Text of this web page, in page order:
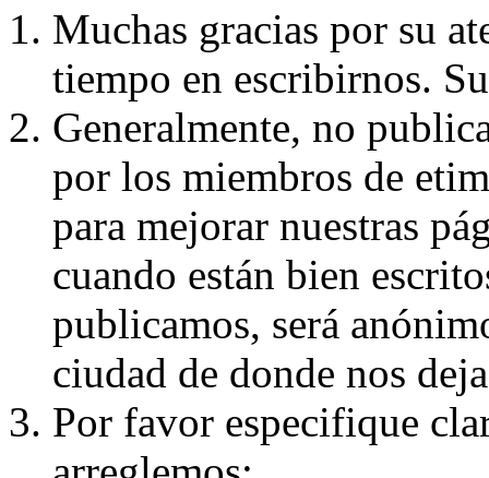
Muchas gracias por su
tiempo en escribirnos.
Generalmente, no
por los miembros de
para mejorar nuestras
cuando están bien
publicamos, será
ciudad de donde nos
Por favor especifique